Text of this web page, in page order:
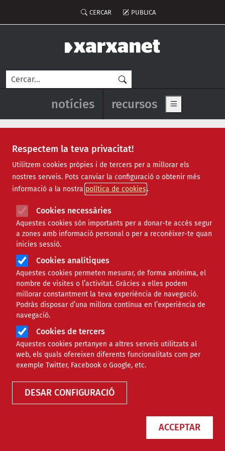
Respectem la teva privacitat!
Utilitzem cookies pròpies i de tercers per a millorar els
nostres serveis. Pots canviar la configuració o obtenir més
informació a la nostra política de cookies
Cookies necessàries
Aquestes cookies són importants per a donar-te accés segur
a zones amb informació personal o per a reconèixer-te quan
inicies sessió.
Cookies analítiques
Aquestes cookies permeten mesurar, de forma anònima, el
nombre de visites o l’activitat. Gràcies a elles podem
millorar constantment la teva experiència de navegació.
Podràs disposar d’una millora contínua en l’experiència de
navegació.
Cookies de tercers
Aquestes cookies pertanyen a altres serveis utilitzats al
web, els quals ofereixen diferents funcionalitats com per
exemple Twitter, Facebook o Google, etc.
DESAR CONFIGURACIÓ
ACCEPTAR
Menú del compte d'usuari
CERCAR PUBLICA
Cerca
Navegació principal de
notícies recursos Show main
contaminació aigua
El CRAM alerta de la presència de
plàstics en tres de cada quatre
tortugues marines analitzades